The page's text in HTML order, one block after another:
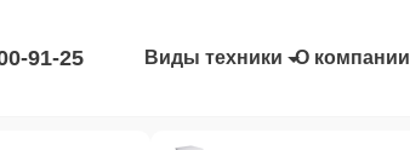
91-25 Виды техники О компании